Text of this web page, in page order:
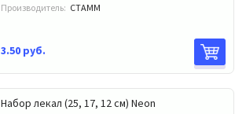
Производитель: СТАММ
3.50 руб.
Набор лекал (25, 17, 12 см) Neon